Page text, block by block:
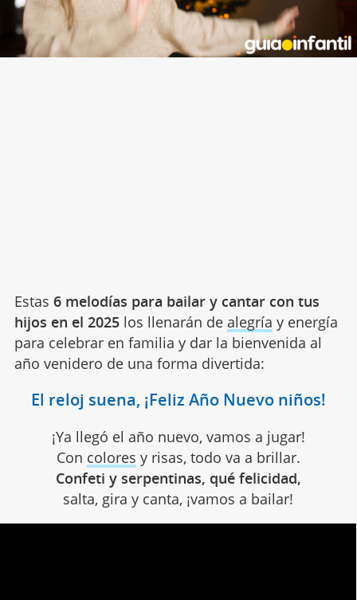
Estas 6 melodías para bailar y cantar con tus
hijos en el 2025 los llenarán de alegría y energía
para celebrar en familia y dar la bienvenida al
año venidero de una forma divertida:
El reloj suena, ¡Feliz Año Nuevo niños!
¡Ya llegó el año nuevo, vamos a jugar!
Con colores y risas, todo va a brillar.
Confeti y serpentinas, qué felicidad,
salta, gira y canta, ¡vamos a bailar!